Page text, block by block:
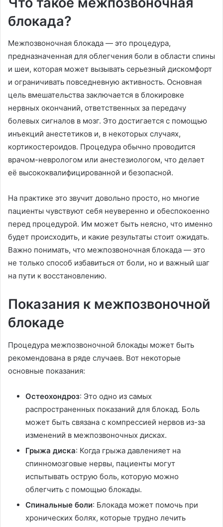
блокада?
Межпозвоночная блокада — это процедура,
предназначенная для облегчения боли в области спины
и шеи, которая может вызывать серьезный дискомфорт
и ограничивать повседневную активность. Основная
цель вмешательства заключается в блокировке
нервных окончаний, ответственных за передачу
болевых сигналов в мозг. Это достигается с помощью
инъекций анестетиков и, в некоторых случаях,
кортикостероидов. Процедура обычно проводится
врачом-неврологом или анестезиологом, что делает
её высококвалифицированной и безопасной.
На практике это звучит довольно просто, но многие
пациенты чувствуют себя неуверенно и обеспокоенно
перед процедурой. Им может быть неясно, что именно
будет происходить, и какие результаты стоит ожидать.
Важно понимать, что межпозвоночная блокада — это
не только способ избавиться от боли, но и важный шаг
на пути к восстановлению.
Показания к межпозвоночной
блокаде
Процедура межпозвоночной блокады может быть
рекомендована в ряде случаев. Вот некоторые
основные показания:
Остеохондроз: Это одно из самых
распространенных показаний для блокад. Боль
может быть связана с компрессией нервов из-за
изменений в межпозвоночных дисках.
Грыжа диска: Когда грыжа давленияет на
спинномозговые нервы, пациенты могут
испытывать острую боль, которую можно
облегчить с помощью блокады.
Спинальные боли: Блокада может помочь при
хронических болях, которые трудно лечить